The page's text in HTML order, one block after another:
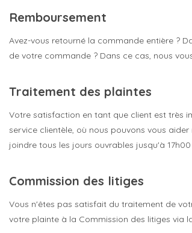
Remboursement
Avez-vous retourné la commande entière ?
de votre commande ? Dans ce cas, nous
Traitement des plaintes
Votre satisfaction en tant que client est très
service clientèle, où nous pouvons vous
joindre tous les jours ouvrables jusqu'à
Commission des litiges
Vous n'êtes pas satisfait du traitement de
votre plainte à la Commission des litiges via